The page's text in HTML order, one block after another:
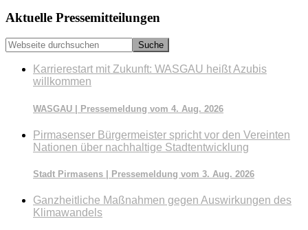
Seitenspalte
Aktuelle Pressemitteilungen
Webseite
durchsuchen
Karrierestart mit Zukunft: WASGAU heißt Azubis
willkommen
WASGAU | Pressemeldung vom 4. Aug. 2026
Pirmasenser Bürgermeister spricht vor den Vereinten
Nationen über nachhaltige Stadtentwicklung
Stadt Pirmasens | Pressemeldung vom 3. Aug. 2026
Ganzheitliche Maßnahmen gegen Auswirkungen des
Klimawandels